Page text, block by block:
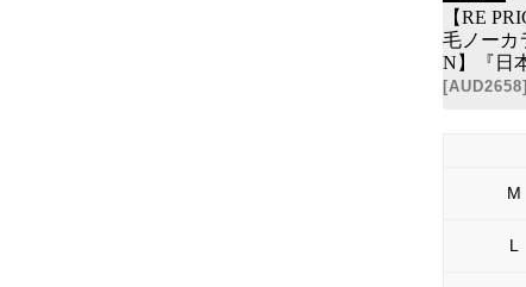
【RE
毛ノーカ
N】『日
[AUD2658]
M
L